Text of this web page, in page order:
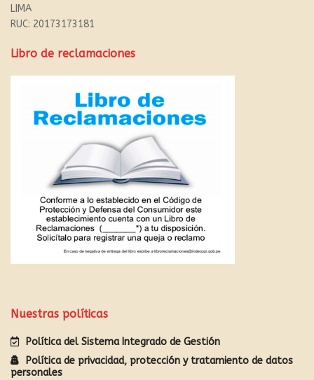
LIMA
RUC: 20173173181
Libro de reclamaciones
Nuestras políticas
Política del Sistema Integrado de Gestión
Política de privacidad, protección y tratamiento de datos
personales